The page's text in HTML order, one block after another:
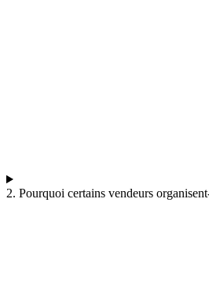
2. Pourquoi certains vendeurs